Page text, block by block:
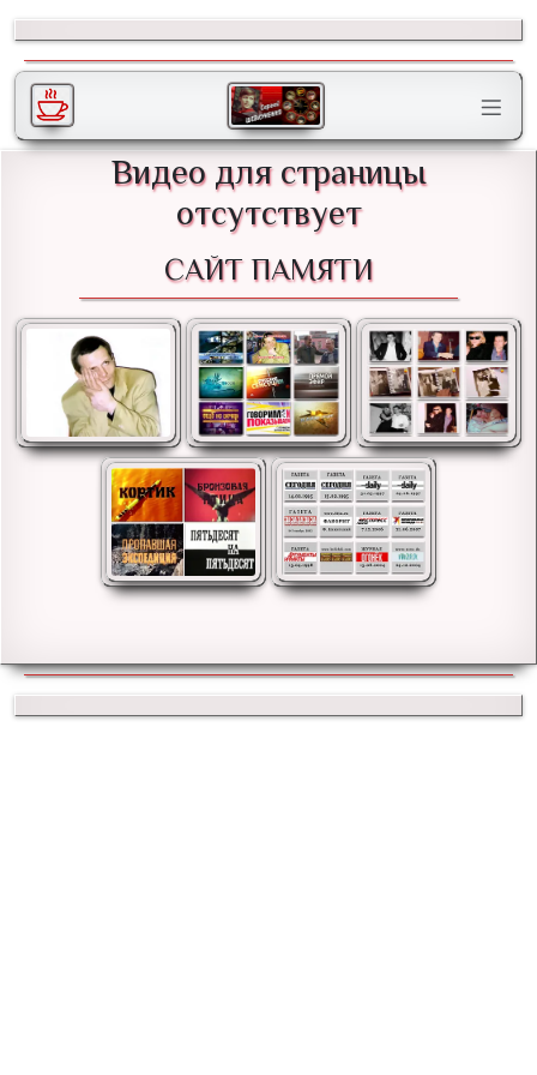
Видео для страницы
отсутствует
САЙТ ПАМЯТИ